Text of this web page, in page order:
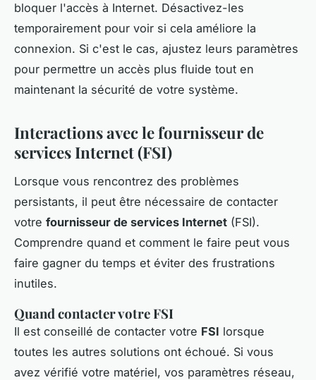
bloquer l'accès à Internet. Désactivez-les
temporairement pour voir si cela améliore la
connexion. Si c'est le cas, ajustez leurs paramètres
pour permettre un accès plus fluide tout en
maintenant la sécurité de votre système.
Interactions avec le fournisseur de
services Internet (FSI)
Lorsque vous rencontrez des problèmes
persistants, il peut être nécessaire de contacter
votre fournisseur de services Internet (FSI).
Comprendre quand et comment le faire peut vous
faire gagner du temps et éviter des frustrations
inutiles.
Quand contacter votre FSI
Il est conseillé de contacter votre FSI lorsque
toutes les autres solutions ont échoué. Si vous
avez vérifié votre matériel, vos paramètres réseau,